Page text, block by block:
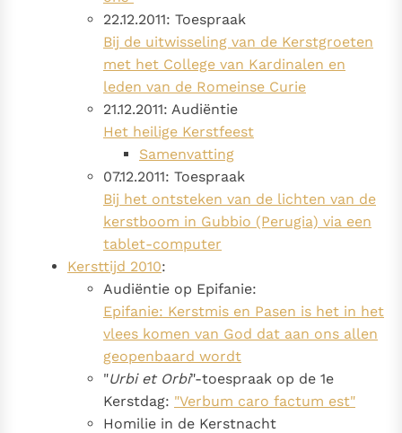
22.12.2011: Toespraak
Bij de uitwisseling van de Kerstgroeten
met het College van Kardinalen en
leden van de Romeinse Curie
21.12.2011: Audiëntie
Het heilige Kerstfeest
Samenvatting
07.12.2011: Toespraak
Bij het ontsteken van de lichten van de
kerstboom in Gubbio (Perugia) via een
tablet-computer
Kersttijd 2010:
Audiëntie op Epifanie:
Epifanie: Kerstmis en Pasen is het in het
vlees komen van God dat aan ons allen
geopenbaard wordt
"Urbi et Orbi"-toespraak op de 1e
Kerstdag: "Verbum caro factum est"
Homilie in de Kerstnacht